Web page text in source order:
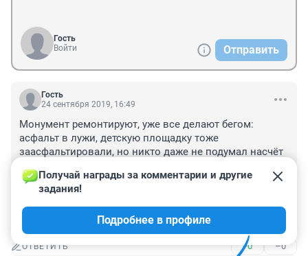
Гость
Войти
Отправить
Гость
24 сентября 2019, 16:49
Монумент ремонтируют, уже все делают бегом:
асфальт в лужи, детскую площадку тоже
заасфальтировали, но никто даже не подумал насчёт
Много детей, гостей города, на праздники все дворы
обгажены и огромные очереди. Очень хочется чтобы
подумали о пожилых, которым порой не успеть
добежать и дождаться очереди
ОТВЕТИТЬ +0 –0
Получай награды за комментарии и другие
задания!
Подробнее в профиле